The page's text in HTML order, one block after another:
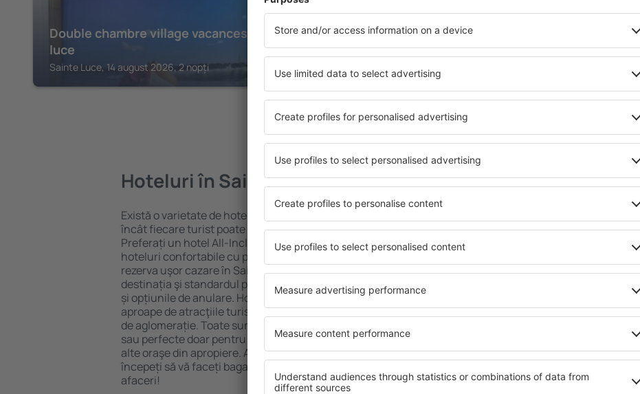
Double chambre village vacances ste
luce
Sainte Luce, 14 august 2026, 2 nopți
Au beau village studio rez de jardin
Sainte Luce, 14 august 2026, 2 nopți
Vedeți mai multe hoteluri în Sainte Anne
Hoteluri în Sainte Anne
Există o varietate de hoteluri disponibile în Sainte Anne, astfel
încât fiecare turist poate găsi cazare potrivită nevoilor sale.
Preferați un hotel All-Inclusive cu standarde ȋnalte sau preferați
hoteluri confortabile cu preţuri mici? Cu ajutorul nostru puteți
rezerva uşor cazare în Sainte Anne} pentru orice buget! Selectați
destinația şi standardul pentru hotel, verificați metodele de plată
și opțiunile de anulare. Hotelurile în Sainte Anne sunt situate atât
aproape de atracţiile turistice populare, cât și puțin mai departe
de aglomerație. Toate sunt disponibile pentru o vacanță lungă
sau perfecte doar pentru o noapte atunci când doriţi să vizitaţi şi
alte oraşe din apropiere. Alegeți hotelul care vi se potriveşte și
începeți să vă faceți bagajele pentru o vacanţă sau călătorie de
afaceri!
Sainte Anne –
O varietate de servicii și o
elementele cheie ale unui hotel
bune hoteluri din Sainte Anne
pentru servicii și o gamă largă
cazare cu standarde ridicate
apropiere de principalele
folosi parcarea gratuită și pot
care să corespundă perfect
cu standarde ȋnalte să ofere un
precum spa și fitness, și
cazare în Sainte Anne este o
familii și persoane aflate în
companii care doresc să